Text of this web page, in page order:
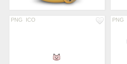
PNG ICO PNG